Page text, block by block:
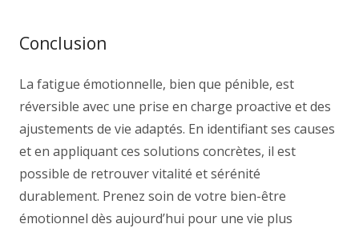
Conclusion
La fatigue émotionnelle, bien que pénible, est
réversible avec une prise en charge proactive et des
ajustements de vie adaptés. En identifiant ses causes
et en appliquant ces solutions concrètes, il est
possible de retrouver vitalité et sérénité
durablement. Prenez soin de votre bien-être
émotionnel dès aujourd’hui pour une vie plus